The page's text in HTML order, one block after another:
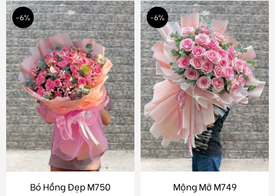
-6%
Bó Hồng Đẹp M750
-6%
Mộng Mỡ M749